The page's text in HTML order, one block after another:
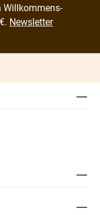
Willkommens-
Newsletter